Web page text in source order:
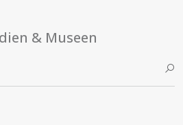
& Museen